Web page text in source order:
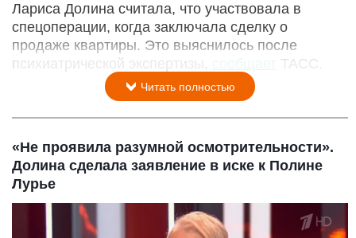
Лариса Долина считала, что участвовала в
спецоперации, когда заключала сделку о
продаже квартиры. Это выяснилось после
психиатрической экспертизы,
сообщает ТАСС.
Читать полностью
«Не проявила разумной осмотрительности».
Долина сделала заявление в иске к Полине
Лурье